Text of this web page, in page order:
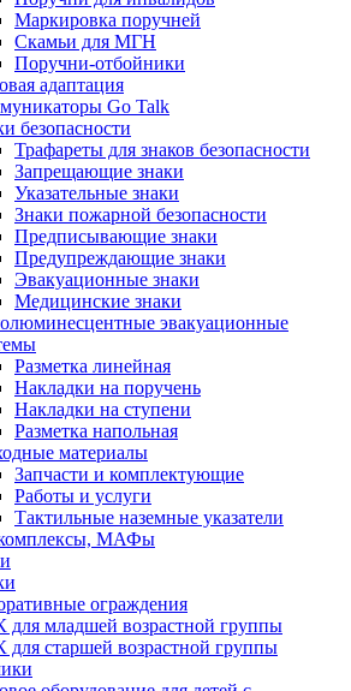
Маркировка поручней
Скамьи для МГН
Поручни-отбойники
адаптация
Go Talk
безопасности
Трафареты для знаков безопасности
Запрещающие знаки
Указательные знаки
Знаки пожарной безопасности
Предписывающие знаки
Предупреждающие знаки
Эвакуационные знаки
Медицинские знаки
эвакуационные
Разметка линейная
Накладки на поручень
Накладки на ступени
Разметка напольная
материалы
Запчасти и комплектующие
Работы и услуги
Тактильные наземные указатели
МАФы
ограждения
младшей возрастной группы
старшей возрастной группы